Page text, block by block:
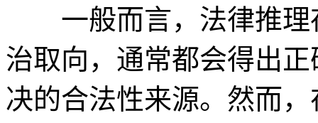
一般而言，法律推理
治取向，通常都会得出
决的合法性来源。然而